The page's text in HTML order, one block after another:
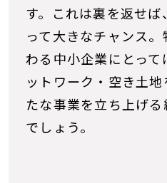
す。これは裏を返せ
って大きなチャンス
わる中小企業にとっ
ットワーク・空き土
たな事業を立ち上げ
でしょう。